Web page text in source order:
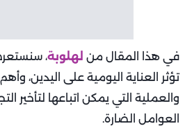
في هذا المقال من لهلوبة،
تؤثر العناية اليومية على اليدين،
والعملية التي يمكن اتباعها لتأخير
العوامل الضارة.